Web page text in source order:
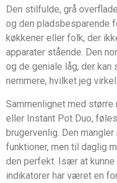
Den stilfulde, grå
og den pladsbesparende
køkkener eller folk, der
apparater stående. Den
og de geniale låg, der kan
nemmere, hvilket jeg
Sammenlignet med større
eller Instant Pot Duo,
brugervenlig. Den
funktioner, men til daglig
den perfekt. Især at kunne
indikatorer har været en